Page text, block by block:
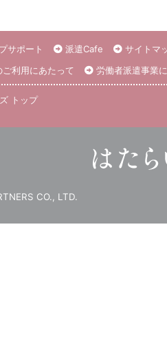
サポート 派遣Cafe サイトマ
ご利用にあたって 労働者派遣事業
トップ
CO., LTD.